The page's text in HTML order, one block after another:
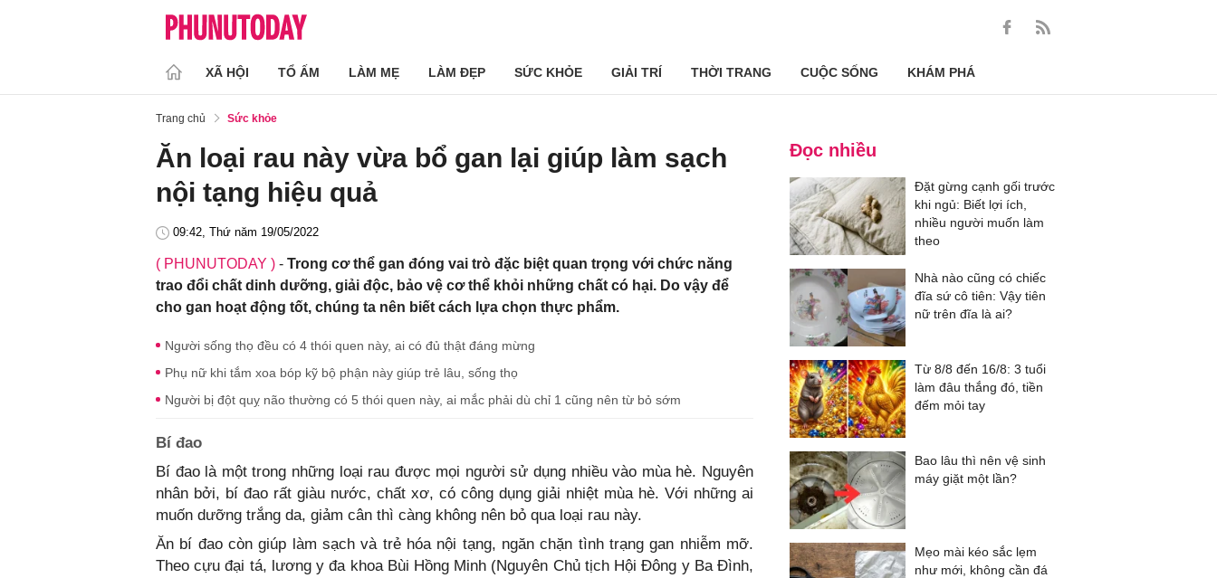
XÃ HỘI TỔ ẤM LÀM MẸ LÀM ĐẸP SỨC KHỎE GIẢI TRÍ THỜI TRANG CUỘC SỐNG KHÁM PHÁ
Trang chủ Sức khỏe
Ăn loại rau này vừa bổ gan lại giúp làm sạch
nội tạng hiệu quả
09:42, Thứ năm 19/05/2022
( PHUNUTODAY ) - Trong cơ thể gan đóng vai trò đặc biệt quan trọng với chức năng
trao đổi chất dinh dưỡng, giải độc, bảo vệ cơ thể khỏi những chất có hại. Do vậy để
cho gan hoạt động tốt, chúng ta nên biết cách lựa chọn thực phẩm.
Người sống thọ đều có 4 thói quen này, ai có đủ thật đáng mừng
Phụ nữ khi tắm xoa bóp kỹ bộ phận này giúp trẻ lâu, sống thọ
Người bị đột quỵ não thường có 5 thói quen này, ai mắc phải dù chỉ 1 cũng nên từ bỏ sớm
Bí đao
Bí đao là một trong những loại rau được mọi người sử dụng nhiều vào mùa hè. Nguyên
nhân bởi, bí đao rất giàu nước, chất xơ, có công dụng giải nhiệt mùa hè. Với những ai
muốn dưỡng trắng da, giảm cân thì càng không nên bỏ qua loại rau này.
Ăn bí đao còn giúp làm sạch và trẻ hóa nội tạng, ngăn chặn tình trạng gan nhiễm mỡ.
Theo cựu đại tá, lương y đa khoa Bùi Hồng Minh (Nguyên Chủ tịch Hội Đông y Ba Đình,
Đọc nhiều
Đặt gừng cạnh gối trước
khi ngủ: Biết lợi ích,
nhiều người muốn làm
theo
Nhà nào cũng có chiếc
đĩa sứ cô tiên: Vậy tiên
nữ trên đĩa là ai?
Từ 8/8 đến 16/8: 3 tuổi
làm đâu thắng đó, tiền
đếm mỏi tay
Bao lâu thì nên vệ sinh
máy giặt một lần?
Mẹo mài kéo sắc lẹm
như mới, không cần đá